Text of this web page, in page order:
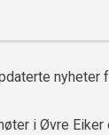
nyheter
i Øvre